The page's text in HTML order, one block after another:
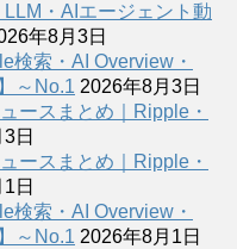
・AIエージェント動
年8月3日
検索・AI Overview・
～No.1 2026年8月3日
ースまとめ｜Ripple・
日
ースまとめ｜Ripple・
日
検索・AI Overview・
～No.1 2026年8月1日